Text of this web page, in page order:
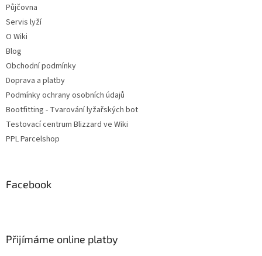
Půjčovna
Servis lyží
O Wiki
Blog
Obchodní podmínky
Doprava a platby
Podmínky ochrany osobních údajů
Bootfitting - Tvarování lyžařských bot
Testovací centrum Blizzard ve Wiki
PPL Parcelshop
Facebook
Přijímáme online platby